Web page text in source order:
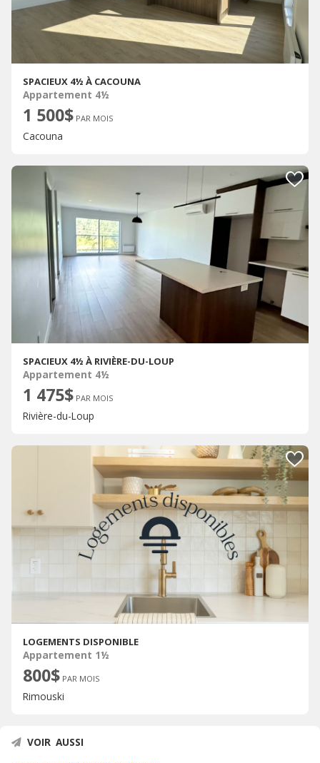
SPACIEUX 4½ À CACOUNA
Appartement 4½
1 500$ PAR MOIS
Cacouna
SPACIEUX 4½ À RIVIÈRE-DU-LOUP
Appartement 4½
1 475$ PAR MOIS
Rivière-du-Loup
LOGEMENTS DISPONIBLE
Appartement 1½
800$ PAR MOIS
Rimouski
VOIR AUSSI